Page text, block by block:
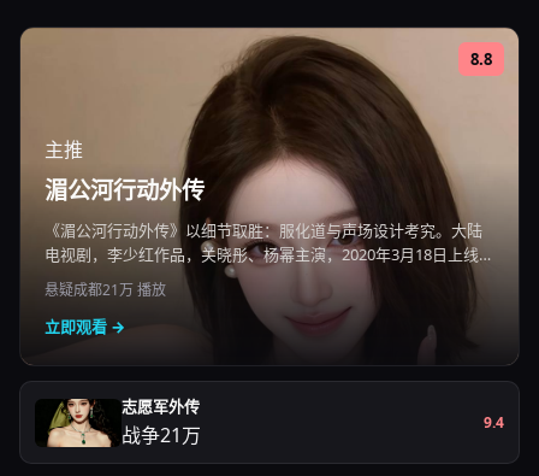
8.8
主推
湄公河行动外传
《湄公河行动外传》以细节取胜：服化道与声场设计考究。大陆
电视剧，李少红作品，关晓彤、杨幂主演，2020年3月18日上线，
国产电影免费在线观看高清即点即播。
悬疑成都21万播放
立即观看 →
志愿军外传
战争21万 9.4